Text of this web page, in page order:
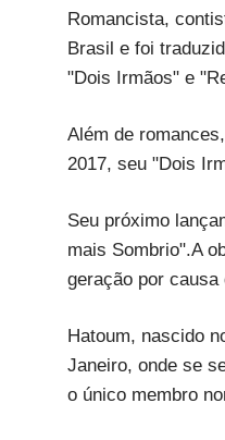
Romancista,
Brasil e foi
"Dois Irmãos" e
Além de
2017, seu "Dois
Seu próximo
mais Sombrio".A
geração por causa
Hatoum, nascido
Janeiro, onde se
o único membro